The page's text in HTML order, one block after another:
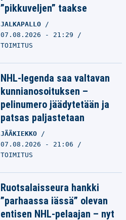
”pikkuveljen” taakse
JALKAPALLO
07.08.2026 - 21:29
TOIMITUS
NHL-legenda saa valtavan
kunnianosoituksen –
pelinumero jäädytetään ja
patsas paljastetaan
JÄÄKIEKKO
07.08.2026 - 21:06
TOIMITUS
Ruotsalaisseura hankki
”parhaassa iässä” olevan
entisen NHL-pelaajan – nyt